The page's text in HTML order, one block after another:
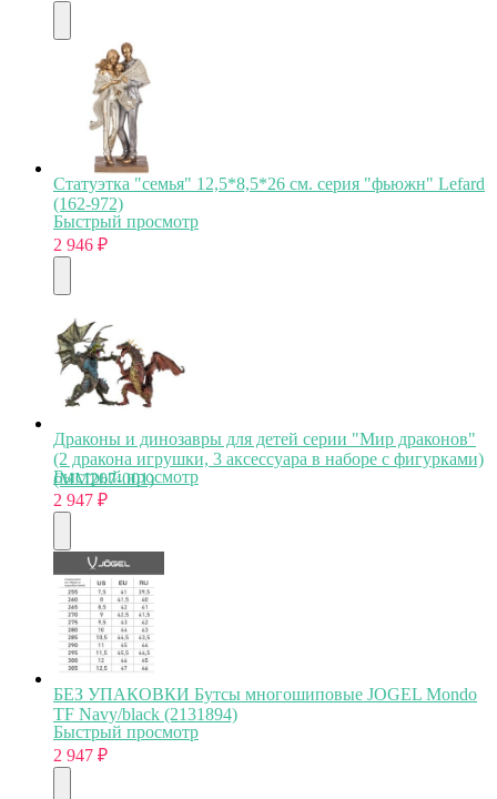
Статуэтка "семья" 12,5*8,5*26 см. серия "фьюжн" Lefard
(162-972)
Быстрый просмотр
2 946 ₽
Драконы и динозавры для детей серии "Мир драконов"
(2 дракона игрушки, 3 аксессуара в наборе с фигурками)
(MM207-001)
Быстрый просмотр
2 947 ₽
БЕЗ УПАКОВКИ Бутсы многошиповые JOGEL Mondo
TF Navy/black (2131894)
Быстрый просмотр
2 947 ₽